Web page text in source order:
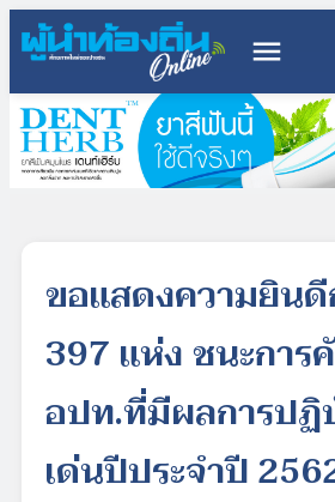
menu
ขอแสดงความยิน
397 แห่ง ชนะการ
อปท.ที่มีผลการปฏิ
เด่นปีประจำปี